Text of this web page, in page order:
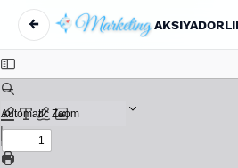
←
Maqola tafsilotlariga qaytish